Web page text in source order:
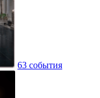
63 события